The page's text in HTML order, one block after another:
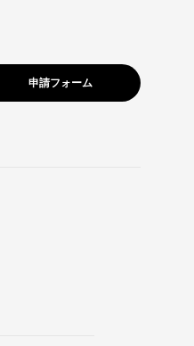
申請フォーム